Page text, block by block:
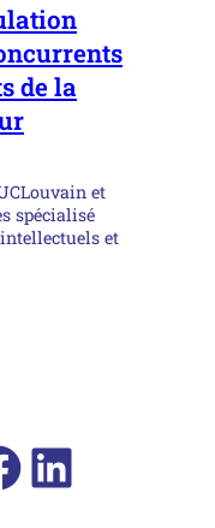
de la
et
spécialisé
et
LinkedIn